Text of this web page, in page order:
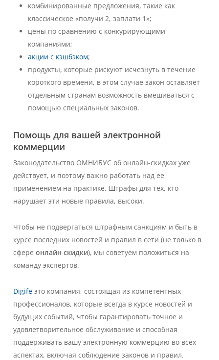
комбинированные предложения, такие как
классическое «получи 2, заплати 1»;
цены по сравнению с конкурирующими
компаниями;
акции с кэшбэком;
продукты, которые рискуют исчезнуть в течение
короткого времени, в этом случае закон оставляет
отдельным странам возможность вмешиваться с
помощью специальных законов.
Помощь для вашей электронной
коммерции
Законодательство ОМНИБУС об онлайн-скидках уже
действует, и поэтому важно работать над ее
применением на практике. Штрафы для тех, кто
нарушает эти новые правила, высоки.
Чтобы не подвергаться штрафным санкциям и быть в
курсе последних новостей и правил в сети (не только в
сфере онлайн скидки), мы советуем положиться на
команду экспертов.
Digifeэто компания, состоящая из компетентных
профессионалов, которые всегда в курсе новостей и
будущих событий, чтобы гарантировать точное и
удовлетворительное обслуживание и способная
поддерживать вашу электронную коммерцию во всех
аспектах, включая соблюдение законов и правил.